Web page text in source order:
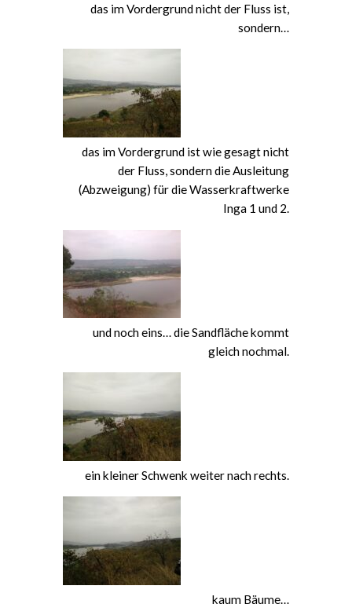
das im Vordergrund nicht der Fluss ist,
sondern…
das im Vordergrund ist wie gesagt nicht
der Fluss, sondern die Ausleitung
(Abzweigung) für die Wasserkraftwerke
Inga 1 und 2.
und noch eins… die Sandfläche kommt
gleich nochmal.
ein kleiner Schwenk weiter nach rechts.
kaum Bäume…